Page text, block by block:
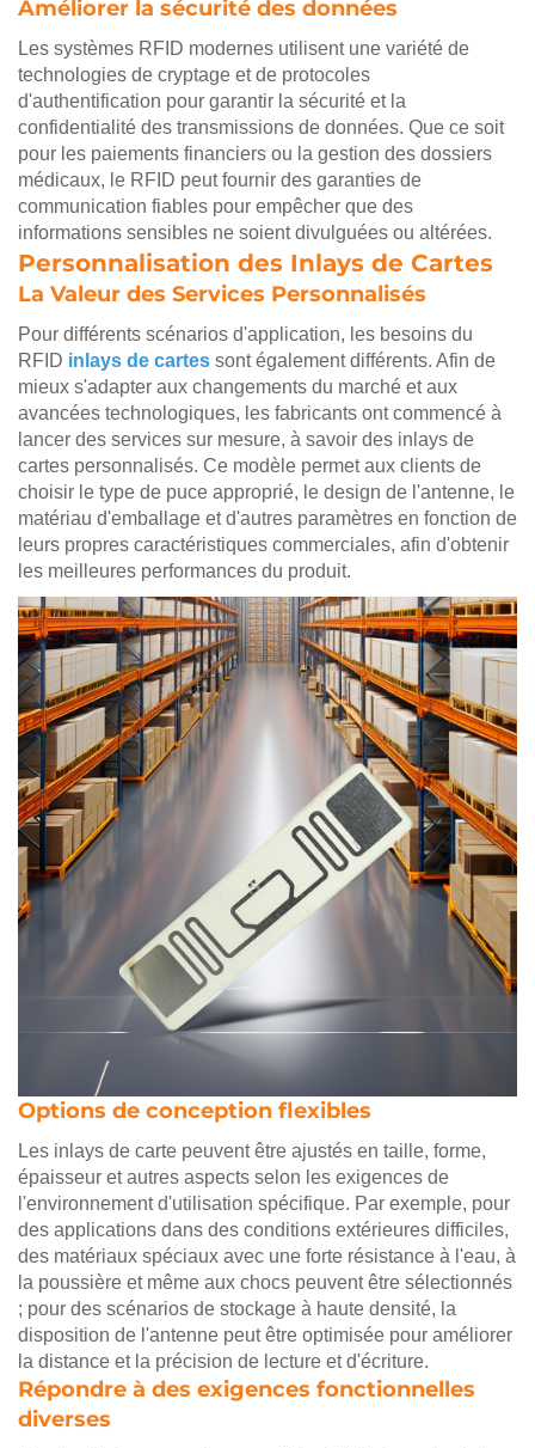
Améliorer la sécurité des données
Les systèmes RFID modernes utilisent une variété de
technologies de cryptage et de protocoles
d'authentification pour garantir la sécurité et la
confidentialité des transmissions de données. Que ce soit
pour les paiements financiers ou la gestion des dossiers
médicaux, le RFID peut fournir des garanties de
communication fiables pour empêcher que des
informations sensibles ne soient divulguées ou altérées.
Personnalisation des Inlays de Cartes
La Valeur des Services Personnalisés
Pour différents scénarios d'application, les besoins du
RFID inlays de cartes sont également différents. Afin de
mieux s'adapter aux changements du marché et aux
avancées technologiques, les fabricants ont commencé à
lancer des services sur mesure, à savoir des inlays de
cartes personnalisés. Ce modèle permet aux clients de
choisir le type de puce approprié, le design de l'antenne, le
matériau d'emballage et d'autres paramètres en fonction de
leurs propres caractéristiques commerciales, afin d'obtenir
les meilleures performances du produit.
Options de conception flexibles
Les inlays de carte peuvent être ajustés en taille, forme,
épaisseur et autres aspects selon les exigences de
l'environnement d'utilisation spécifique. Par exemple, pour
des applications dans des conditions extérieures difficiles,
des matériaux spéciaux avec une forte résistance à l'eau, à
la poussière et même aux chocs peuvent être sélectionnés
; pour des scénarios de stockage à haute densité, la
disposition de l'antenne peut être optimisée pour améliorer
la distance et la précision de lecture et d'écriture.
Répondre à des exigences fonctionnelles
diverses